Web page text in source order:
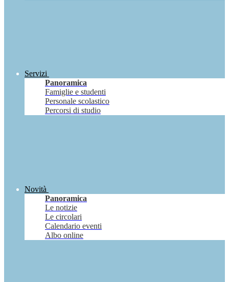
Servizi
Panoramica
Famiglie e studenti
Personale scolastico
Percorsi di studio
Novità
Panoramica
Le notizie
Le circolari
Calendario eventi
Albo online